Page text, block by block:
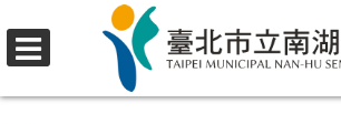
至
教育品質保證
選
單